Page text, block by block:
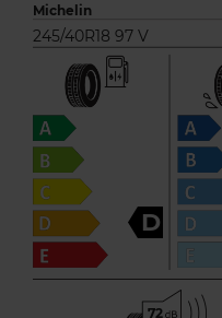
Michelin
245/40R18 97 V
D
72